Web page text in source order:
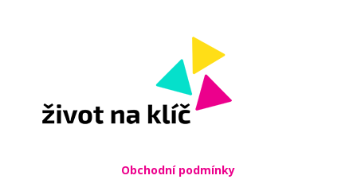
Obchodní podmínky